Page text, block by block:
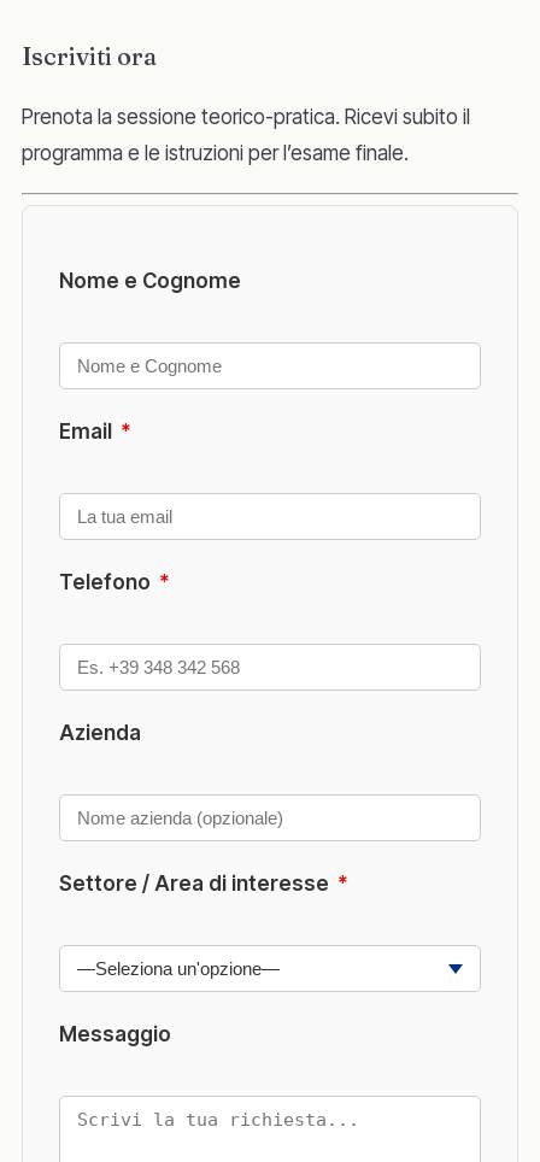
Iscriviti ora
Prenota la sessione teorico-pratica. Ricevi subito il
programma e le istruzioni per l’esame finale.
Nome e Cognome
Email *
Telefono *
Azienda
Settore / Area di interesse *
Messaggio